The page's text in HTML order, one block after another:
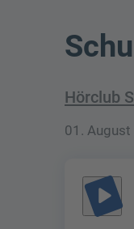
Hörclub
01.
play_arrow